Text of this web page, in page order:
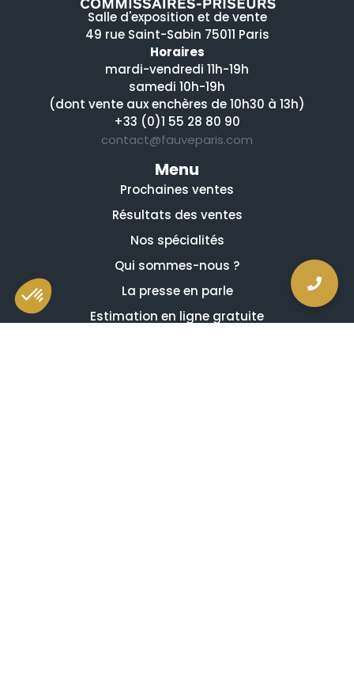
Salle d'exposition et de vente
49 rue Saint-Sabin 75011 Paris
Horaires
mardi-vendredi 11h-19h
samedi 10h-19h
(dont vente aux enchères de 10h30 à 13h)
+33 (0)1 55 28 80 90
contact@fauveparis.com
Menu
Prochaines ventes
Résultats des ventes
Nos spécialités
Qui sommes-nous ?
La presse en parle
Estimation en ligne gratuite